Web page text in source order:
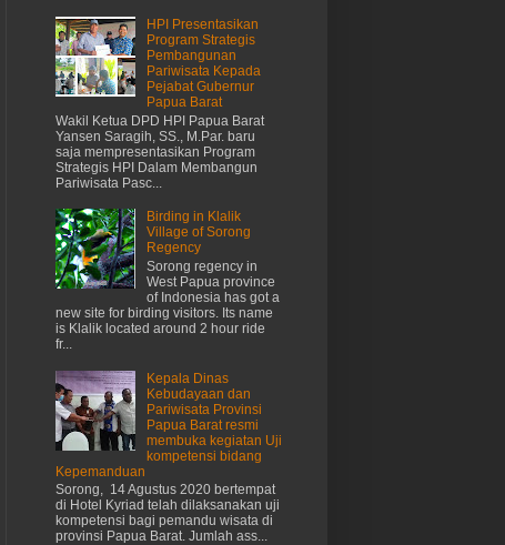
HPI Presentasikan
Program Strategis
Pembangunan
Pariwisata Kepada
Pejabat Gubernur
Papua Barat
Wakil Ketua DPD HPI Papua Barat
Yansen Saragih, SS., M.Par. baru
saja mempresentasikan Program
Strategis HPI Dalam Membangun
Pariwisata Pasc...
Birding in Klalik
Village of Sorong
Regency
Sorong regency in
West Papua province
of Indonesia has got a
new site for birding visitors. Its name
is Klalik located around 2 hour ride
fr...
Kepala Dinas
Kebudayaan dan
Pariwisata Provinsi
Papua Barat resmi
membuka kegiatan Uji
kompetensi bidang
Kepemanduan
Sorong, 14 Agustus 2020 bertempat
di Hotel Kyriad telah dilaksanakan uji
kompetensi bagi pemandu wisata di
provinsi Papua Barat. Jumlah ass...